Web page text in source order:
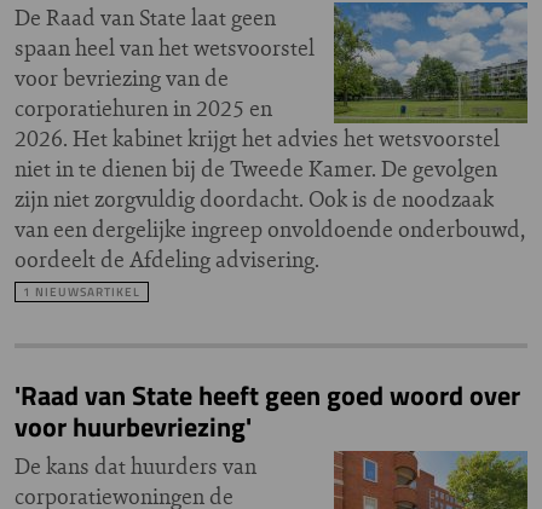
De Raad van State laat geen
spaan heel van het wetsvoorstel
voor bevriezing van de
corporatiehuren in 2025 en
2026. Het kabinet krijgt het advies het wetsvoorstel
niet in te dienen bij de Tweede Kamer. De gevolgen
zijn niet zorgvuldig doordacht. Ook is de noodzaak
van een dergelijke ingreep onvoldoende onderbouwd,
oordeelt de Afdeling advisering.
1 NIEUWSARTIKEL
'Raad van State heeft geen goed woord over
voor huurbevriezing'
De kans dat huurders van
corporatiewoningen de